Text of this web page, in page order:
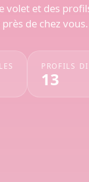
volet et des
de chez vous.
PROFILS
13